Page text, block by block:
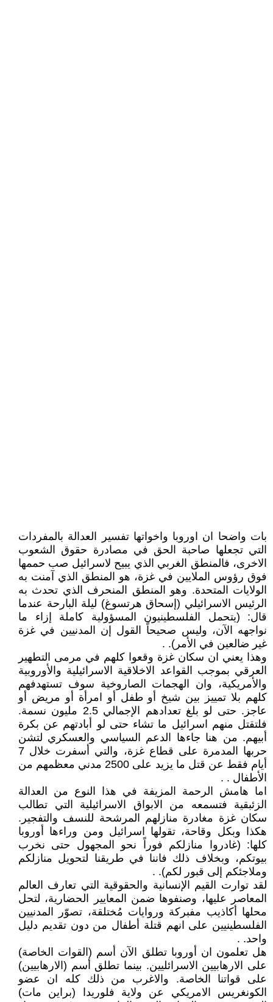
بات واضحا ان اوروبا واخواتها تفسير العدالة بالمفردات
التي تجعلها صاحبة الحق في مصادرة حقوق الشعوب
الاخرى، فالمنطق الغربي الذي يبيح لاسرائيل صب حممها
فوق رؤوس الملايين في غزة، هو المنطق الذي آمنت به
الولايات المتحدة. وهو المنطق المنحرف الذي تحدث به
الرئيس الاسرائيلي (إسحاق هرتسوغ) ليلة البارحة عندما
قال: (يتحمل الفلسطينيون المسؤولية كاملة إزاء ما
نواجهه الآن، وليس صحيحاً القول إن المدنيين في غزة
غير ضالعين في الأمر). .
وهذا يعني ان سكان غزة وقعوا كلهم في مرمى التطهير
العرقي بموجب القواعد الاخلاقية الاسرائيلية والأوروبية
والأمريكية، وان الهجمات الصاروخية سوف تستهدفهم
كلهم بلا تمييز بين شيخ أو طفل أو امرأة أو مريض أو
عاجز. حتى لو بلغ تعدادهم الإجمالي 2.5 مليون نسمة.
فلتقتل منهم اسرائيل ما تشاء حتى لو أبادتهم عن بكرة
أبيهم. من هنا جاءها الدعم السياسي والعسكري لتشن
حربها المدمرة على قطاع غزة، والتي أسفرت خلال 7
أيام فقط عن قتل ما يزيد على 2500 مدني معظمهم من
الأطفال . .
اما هامش الرحمة المزيفة في هذا النوع من العدالة
الزئبقية فتسمعه من الابواق الاسرائيلية التي تطالب
سكان غزة مغادرة منازلهم المرشحة للنسف والتفجير.
هكذا وبكل وقاحة، تقولها اسرائيل ومن وراءها أوروبا
كلها: (غادروا منازلكم فوراً نحو المجهول حتى نخرب
بيوتكم، وبخلاف ذلك فاننا في طريقنا لتحويل منازلكم
وملاجئكم إلى قبور لكم). .
لقد توارت القيم الإنسانية والحقوقية التي تعارف العالم
المعاصر عليها، وصنفوها ضمن المعايير الحضارية، لتحل
محلها أكاذيب مفبركة وروايات مُختلقة، تصوّر المدنيين
الفلسطينيين على انهم قتلة أطفال من دون تقديم دليل
واحد. .
هل تعلمون ان أوروبا تطلق الآن أسم (القوات الخاصة)
على الارهابيين الاسرائليين. بينما تطلق أسم (الارهابيين)
على قواتنا الخاصة. والاغرب من ذلك كله ان عضو
الكونغريس الامريكي عن ولاية فلوريدا (براين مات)